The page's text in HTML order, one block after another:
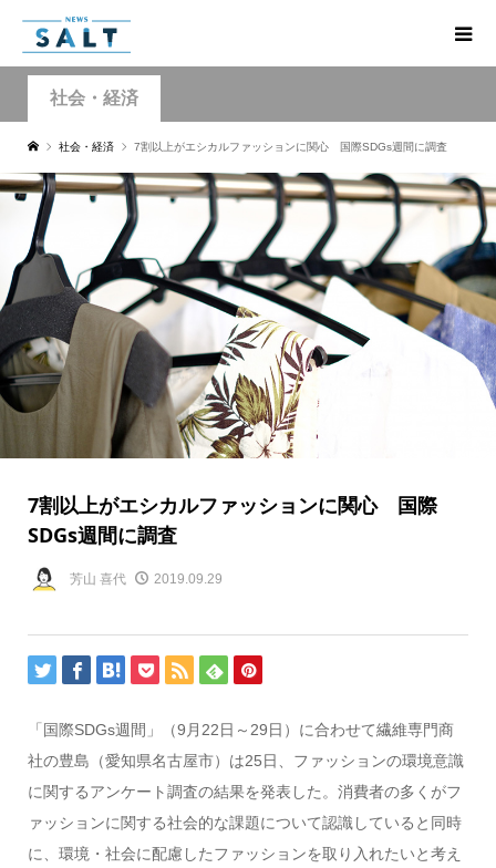
社会・経済
社会・経済 7割以上がエシカルファッションに関心 国際SDGs週間に調査
7割以上がエシカルファッションに関心 国際
SDGs週間に調査
芳山 喜代 2019.09.29
「国際SDGs週間」（9月22日～29日）に合わせて繊維専門商
社の豊島（愛知県名古屋市）は25日、ファッションの環境意識
に関するアンケート調査の結果を発表した。消費者の多くがフ
ァッションに関する社会的な課題について認識していると同時
に、環境・社会に配慮したファッションを取り入れたいと考え